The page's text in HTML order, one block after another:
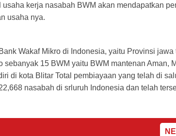
kerja nasabah BWM akan mendapatkan
usaha nya.
Wakaf Mikro di Indonesia, yaitu Provinsi jawa
15 BWM yaitu BWM mantenan Aman,
di kota Blitar Total pembiayaan yang telah di
nasabah di srluruh Indonesia dan telah